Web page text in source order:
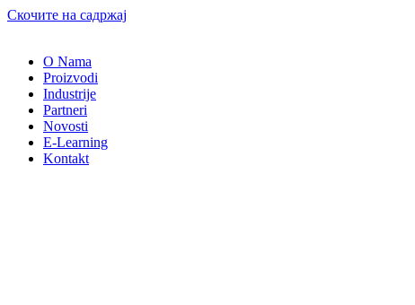
Скочите на садржај
O Nama
Proizvodi
Industrije
Partneri
Novosti
E-Learning
Kontakt